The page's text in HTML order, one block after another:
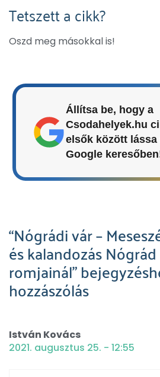
Tetszett a cikk?
Oszd meg másokkal is!
Állítsa be, hogy a
Csodahelyek.hu
elsők között lássa
Google
“Nógrádi vár –
és kalandozás
romjainál”
hozzászólás
István Kovács
2021. augusztus 25. - 12:55